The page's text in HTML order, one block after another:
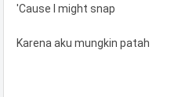
'Cause I might snap
Karena aku mungkin patah